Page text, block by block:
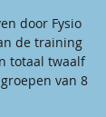
door Fysio
de training
totaal twaalf
van 8